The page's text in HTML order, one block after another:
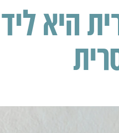
היא